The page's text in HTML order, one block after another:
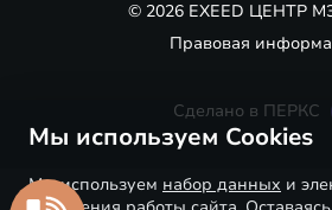
© 2026 EXEED ЦЕНТР
Правовая
Сделано в ПЕРКС
Мы используем Cookies
Мы используем набор данных и